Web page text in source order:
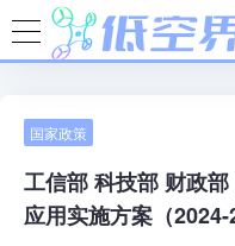
国家政策
工信部 科技部 财政
应用实施方案（2024-